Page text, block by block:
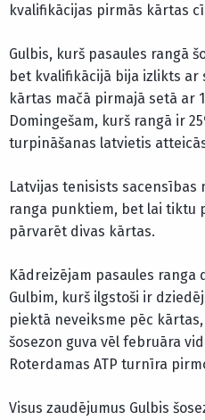
kvalifikācijas pirmās kārtas
Gulbis, kurš pasaules rangā
bet kvalifikācijā bija izlikts
kārtas mačā pirmajā setā ar
Domingešam, kurš rangā ir
turpināšanas latvietis
Latvijas tenisists sacensības
ranga punktiem, bet lai tiktu
pārvarēt divas kārtas.
Kādreizējam pasaules ranga
Gulbim, kurš ilgstoši ir
piektā neveiksme pēc
šosezon guva vēl februāra
Roterdamas ATP turnīra
Visus zaudējumus Gulbis